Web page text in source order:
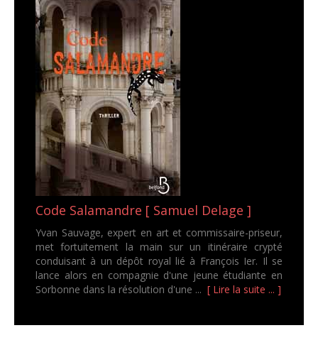
Code Salamandre [ Samuel Delage ]
Yvan Sauvage, expert en art et commissaire-priseur,
met fortuitement la main sur un itinéraire crypté
conduisant à un dépôt royal lié à François Ier. Il se
lance alors en compagnie d'une jeune étudiante en
Sorbonne dans la résolution d'une ... [ Lire la suite ... ]